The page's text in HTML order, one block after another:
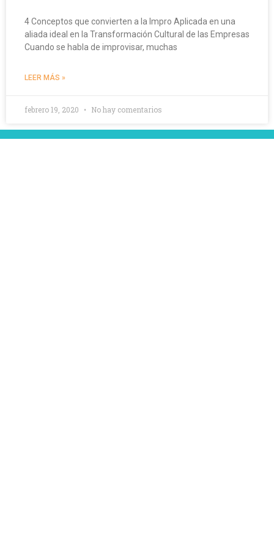
4 Conceptos que convierten a la Impro Aplicada en una
aliada ideal en la Transformación Cultural de las Empresas
Cuando se habla de improvisar, muchas
LEER MÁS »
febrero 19, 2020 No hay comentarios